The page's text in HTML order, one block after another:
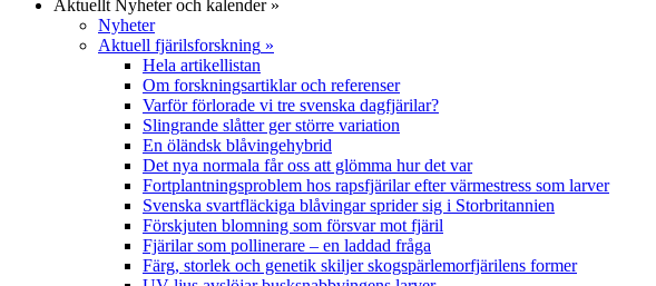
Aktuellt Nyheter och kalender»
Nyheter
Aktuell fjärilsforskning »
Hela artikellistan
Om forskningsartiklar och referenser
Varför förlorade vi tre svenska dagfjärilar?
Slingrande slåtter ger större variation
En öländsk blåvingehybrid
Det nya normala får oss att glömma hur det var
Fortplantningsproblem hos rapsfjärilar efter värmestress som larver
Svenska svartfläckiga blåvingar sprider sig i Storbritannien
Förskjuten blomning som försvar mot fjäril
Fjärilar som pollinerare – en laddad fråga
Färg, storlek och genetik skiljer skogspärlemorfjärilens former